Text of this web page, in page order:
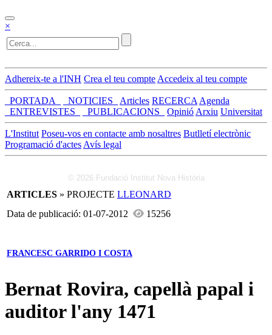
×
Adhereix-te a l'INH Crea el teu compte Accedeix al teu compte
_PORTADA_ _NOTICIES_ Articles RECERCA Agenda
_ENTREVISTES_
_PUBLICACIONS_ Opinió Arxiu Universitat
L'Institut Poseu-vos en contacte amb nosaltres Butlletí electrònic
Programació d'actes Avís legal
© 2026 Fundació Institut Nova Història
ARTICLES » PROJECTE LLEONARD
Data de publicació: 01-07-2012
15256
FRANCESC GARRIDO I COSTA
Bernat Rovira, capellà papal i
auditor l'any 1471